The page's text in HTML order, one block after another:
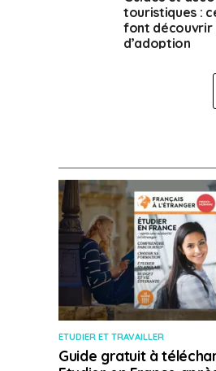
touristiques :
font découvrir
d’adoption
ETUDIER ET TRAVAILLER
Guide gratuit à